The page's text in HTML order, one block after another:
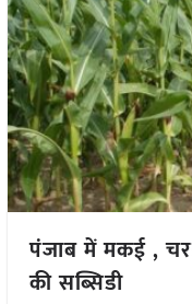
पंजाब में मकई ,
की सब्सिडी